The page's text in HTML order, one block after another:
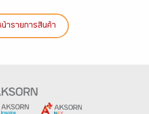
ารายการสินค้า